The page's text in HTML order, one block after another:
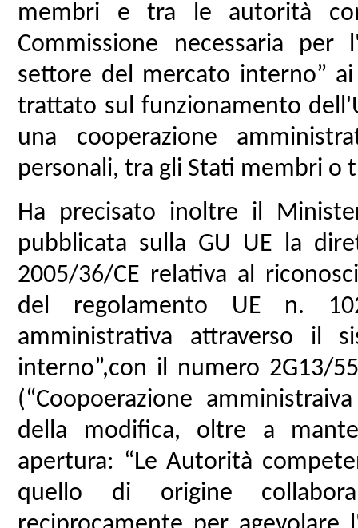
membri e tra le autorità
Commissione necessaria
settore del mercato interno”
trattato sul funzionamento
una cooperazione
personali, tra gli Stati membri o
Ha precisato inoltre il
pubblicata sulla GU UE la
2005/36/CE relativa al
del regolamento UE n.
amministrativa attraverso il
interno”,con il numero 2G13/
(“Coopoerazione
della modifica, oltre a
apertura: “Le Autorità
quello di origine